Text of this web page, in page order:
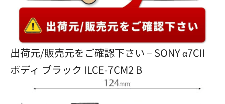
出荷元/販売元をご確認下さい – SONY α7CII
ボディ ブラック ILCE-7CM2 B